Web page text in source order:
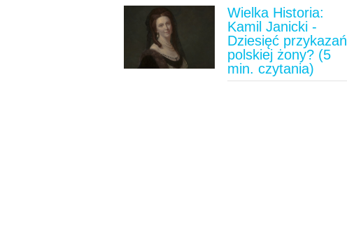
Wielka Historia:
Kamil Janicki -
Dziesięć przykazań
polskiej żony? (5
min. czytania)